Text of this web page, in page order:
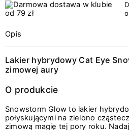
Opis
Lakier hybrydowy Cat Eye
zimowej aury
O produkcie
Snowstorm Glow to lakier
połyskującymi na zielono
zimową magię tej pory roku.